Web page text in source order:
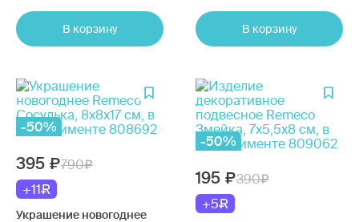
В корзину В корзину
-50%
395
790
+11
Украшение новогоднее
-50%
195
390
+5